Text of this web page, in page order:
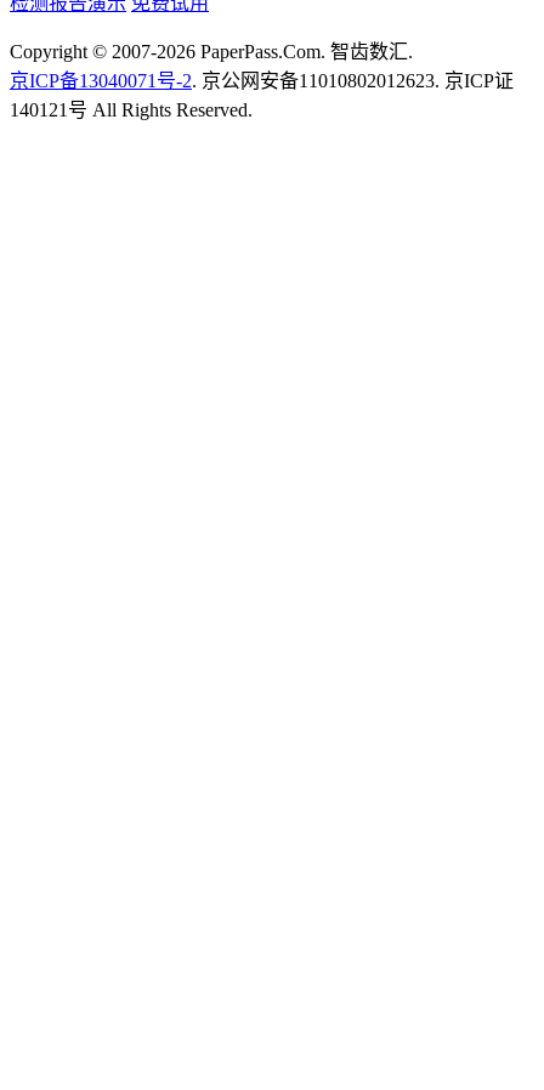
Copyright © 2007-2026 PaperPass.Com. 智齿数汇.
京ICP备13040071号-2. 京公网安备11010802012623. 京ICP证
140121号 All Rights Reserved.